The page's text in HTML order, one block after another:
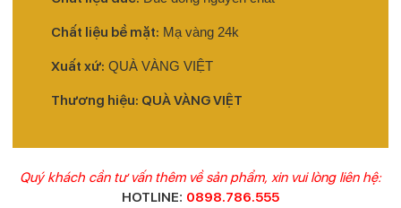
Chất liệu bề mặt: Mạ vàng 24k
Xuất xứ: QUÀ VÀNG VIỆT
Thương hiệu: QUÀ VÀNG VIỆT
Quý khách cần tư vấn thêm về sản phẩm, xin vui lòng liên hệ:
HOTLINE: 0898.786.555